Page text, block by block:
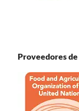
Proveedores